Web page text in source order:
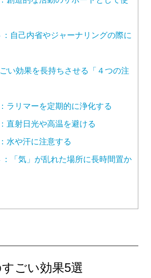
自己内省やジャーナリングの際に
い効果を長持ちさせる「４つの注
ラリマーを定期的に浄化する
直射日光や高温を避ける
水や汗に注意する
「気」が乱れた場所に長時間置か
ごい効果5選